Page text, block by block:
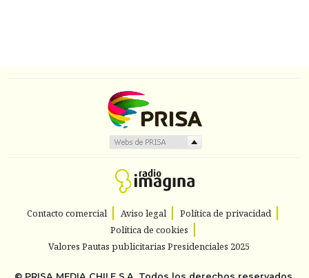
Contacto comercial Aviso legal
Política de privacidad
Política de cookies
Valores Pautas publicitarias Presidenciales 2025